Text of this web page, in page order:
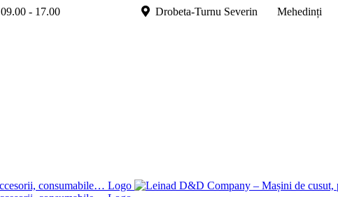
09.00 - 17.00
Drobeta-Turnu Severin Mehedinți